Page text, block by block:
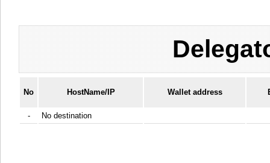
No HostName/IP Wallet address
- No destination